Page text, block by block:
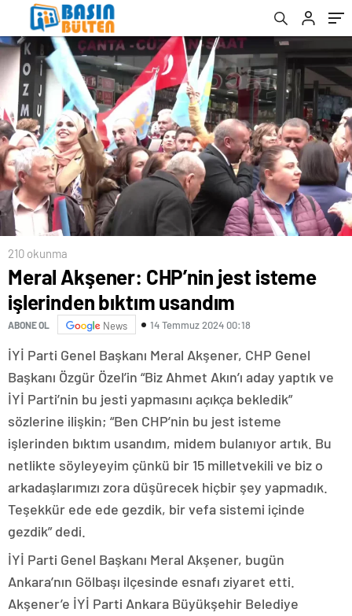
210 okunma
Meral Akşener: CHP’nin jest isteme
işlerinden bıktım usandım
ABONE OL News 14 Temmuz 2024 00:18
İYİ Parti Genel Başkanı Meral Akşener, CHP Genel
Başkanı Özgür Özel’in “Biz Ahmet Akın’ı aday yaptık ve
İYİ Parti’nin bu jesti yapmasını açıkça bekledik”
sözlerine ilişkin; “Ben CHP’nin bu jest isteme
işlerinden bıktım usandım, midem bulanıyor artık. Bu
netlikte söyleyeyim çünkü bir 15 milletvekili ve biz o
arkadaşlarımızı zora düşürecek hiçbir şey yapmadık.
Teşekkür ede ede gezdik, bir vefa sistemi içinde
gezdik” dedi.
İYİ Parti Genel Başkanı Meral Akşener, bugün
Ankara’nın Gölbaşı ilçesinde esnafı ziyaret etti.
Akşener’e İYİ Parti Ankara Büyükşehir Belediye